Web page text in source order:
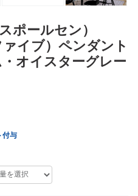
ポールセン）
イブ）ペンダント
オイスターグレー
付与